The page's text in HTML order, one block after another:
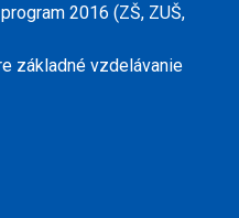
2016 (ZŠ, ZUŠ,
základné vzdelávanie